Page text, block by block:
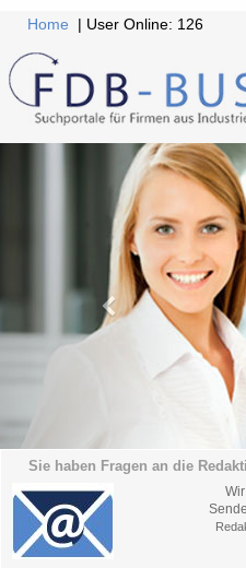
Home | User Online: 126
Sie haben Fragen an die